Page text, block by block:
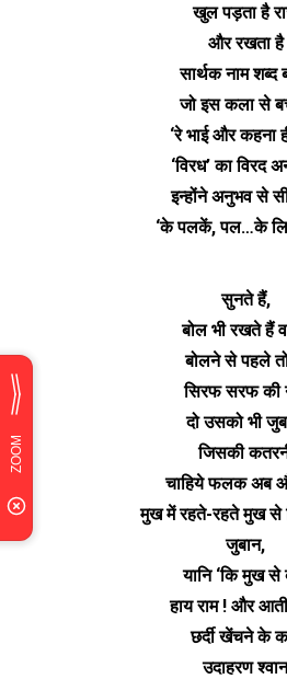
खुल पड़ता है
और रखता है
सार्थक नाम शब्द
जो इस कला से
‘रे भाई और कहना
‘विरध’ का विरद
इन्होंने अनुभव से
‘के पलकें, पल…के
सुनते हैं,
बोल भी रखते हैं
बोलने से पहले
सिरफ सरफ की
दो उसको भी
जिसकी
चाहिये फलक अब
मुख में रहते-रहते मुख से
जुबान,
यानि ‘कि मुख से
हाय राम ! और
छर्दी खेंचने के
उदाहरण श्वान